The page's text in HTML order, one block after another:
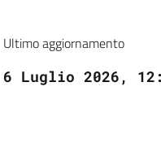
Ultimo aggiornamento
6 Luglio 2026,